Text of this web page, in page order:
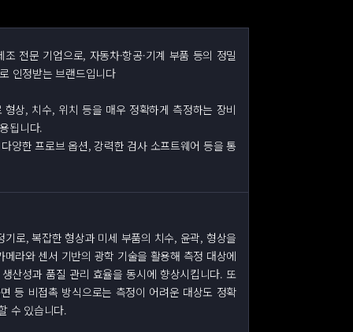
전문 기업으로, 자동차·항공·기계 부품 등의 정밀
인정받는 브랜드입니다
형상, 치수, 위치 등을 매우 정확하게 측정하는 장비
됩니다.
양한 프로브 옵션, 강력한 검사 소프트웨어 등을 통
로, 복잡한 형상과 미세 부품의 치수, 윤곽, 형상을
라와 센서 기반의 광학 기술을 활용해 측정 대상에
산성과 품질 관리 효율을 동시에 향상시킵니다. 또
등 비접촉 방식으로는 측정이 어려운 대상도 정확
수 있습니다.